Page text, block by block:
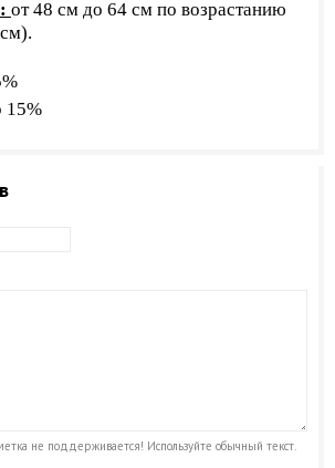
от 48 см до 64 см по возрастанию
15%
не поддерживается! Используйте обычный текст.